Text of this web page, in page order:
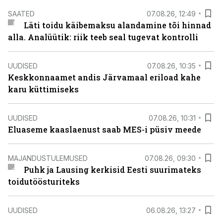
SAATED 07.08.26, 12:49
Läti toidu käibemaksu alandamine tõi hinnad
alla. Analüütik: riik teeb seal tugevat kontrolli
UUDISED 07.08.26, 10:35
Keskkonnaamet andis Järvamaal eriload kahe
karu küttimiseks
UUDISED 07.08.26, 10:31
Eluaseme kaaslaenust saab MES-i püsiv meede
MAJANDUSTULEMUSED 07.08.26, 09:30
Puhk ja Lausing kerkisid Eesti suurimateks
toidutöösturiteks
UUDISED 06.08.26, 13:27